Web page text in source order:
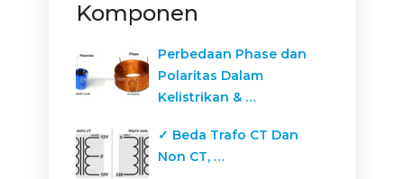
Komponen
Perbedaan Phase dan
Polaritas Dalam
Kelistrikan & …
✓ Beda Trafo CT Dan
Non CT, …